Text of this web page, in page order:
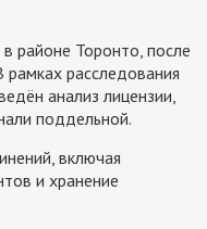
районе Торонто, после
рамках расследования
анализ лицензии,
поддельной.
включая
и хранение